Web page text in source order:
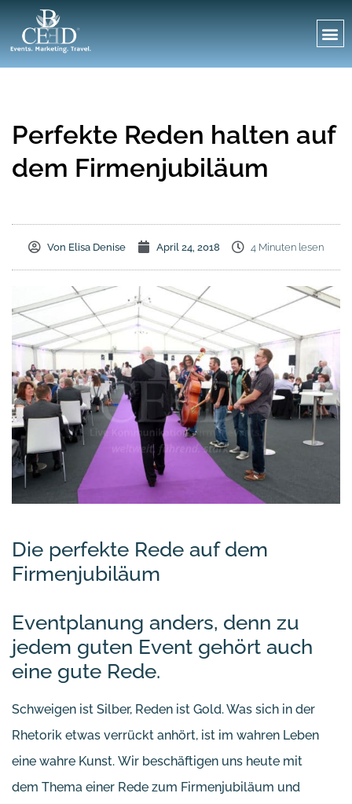
Perfekte Reden halten auf
dem Firmenjubiläum
Von Elisa Denise April 24, 2018 4 Minuten lesen
Die perfekte Rede auf dem
Firmenjubiläum
Eventplanung anders, denn zu
jedem guten Event gehört auch
eine gute Rede.
Schweigen ist Silber, Reden ist Gold. Was sich in der
Rhetorik etwas verrückt anhört, ist im wahren Leben
eine wahre Kunst. Wir beschäftigen uns heute mit
dem Thema einer Rede zum Firmenjubiläum und